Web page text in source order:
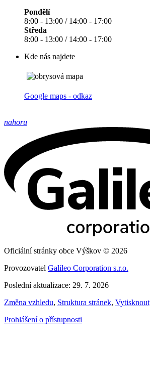
Pondělí
8:00 - 13:00 / 14:00 - 17:00
Středa
8:00 - 13:00 / 14:00 - 17:00
Kde nás najdete
Google maps - odkaz
nahoru
Oficiální stránky obce Výškov © 2026
Provozovatel Galileo Corporation s.r.o.
Poslední aktualizace: 29. 7. 2026
Změna vzhledu, Struktura stránek, Vytisknout
Prohlášení o přístupnosti